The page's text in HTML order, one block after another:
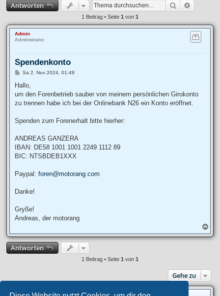
Antworten Suche
1 Beitrag • Seite 1 von 1
Admin
Administrator
Spendenkonto
B
i
r
a
Sa 2. Nov 2024, 01:49
Hallo,
um den Forenbetrieb sauber von meinem persönlichen Girokonto
zu trennen habe ich bei der Onlinebank N26 ein Konto eröffnet.
Spenden zum Forenerhalt bitte hierher:
ANDREAS GANZERA
IBAN: DE58 1001 1001 2249 1112 89
BIC: NTSBDEB1XXX
Paypal: foren@motorang.com
Danke!
Gryße!
Andreas, der motorang
a
c
Antworten
1 Beitrag • Seite 1 von 1
Gehe zu